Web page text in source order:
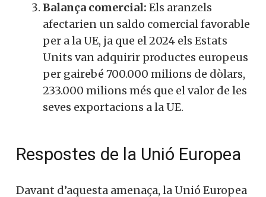
Balança comercial: Els aranzels
afectarien un saldo comercial favorable
per a la UE, ja que el 2024 els Estats
Units van adquirir productes europeus
per gairebé 700.000 milions de dòlars,
233.000 milions més que el valor de les
seves exportacions a la UE.
Respostes de la Unió Europea
Davant d’aquesta amenaça, la Unió Europea